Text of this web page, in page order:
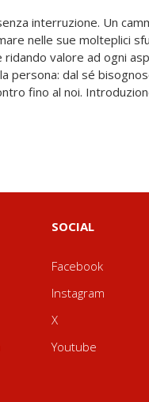
SOCIAL
Facebook
Instagram
X
Youtube